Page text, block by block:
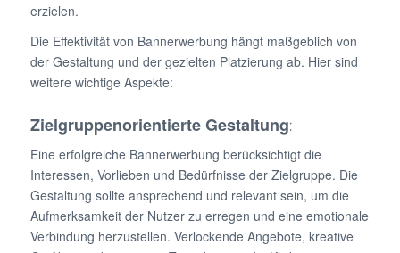
erzielen.
Die Effektivität von Bannerwerbung hängt maßgeblich von
der Gestaltung und der gezielten Platzierung ab. Hier sind
weitere wichtige Aspekte:
Zielgruppenorientierte Gestaltung:
Eine erfolgreiche Bannerwerbung berücksichtigt die
Interessen, Vorlieben und Bedürfnisse der Zielgruppe. Die
Gestaltung sollte ansprechend und relevant sein, um die
Aufmerksamkeit der Nutzer zu erregen und eine emotionale
Verbindung herzustellen. Verlockende Angebote, kreative